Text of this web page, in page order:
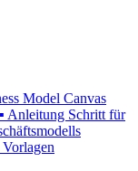
Model Canvas
Anleitung Schritt für